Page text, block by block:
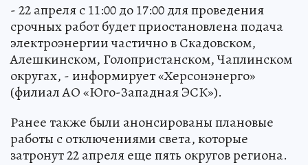
- 22 апреля с 11:00 до 17:00 для проведения
срочных работ будет приостановлена подача
электроэнергии частично в Скадовском,
Алешкинском, Голопристанском, Чаплинском
округах, - информирует «Херсонэнерго»
(филиал АО «Юго-Западная ЭСК»).
Ранее также были анонсированы плановые
работы с отключениями света, которые
затронут 22 апреля еще пять округов региона.